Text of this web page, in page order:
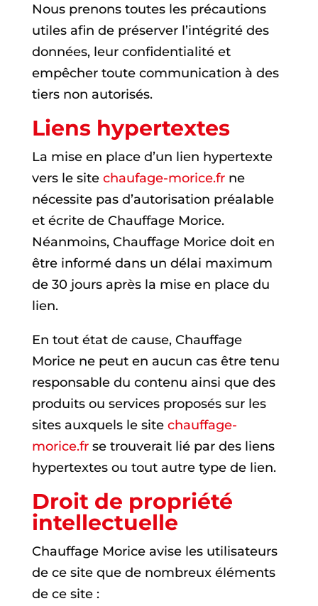
Nous prenons toutes les précautions
utiles afin de préserver l’intégrité des
données, leur confidentialité et
empêcher toute communication à des
tiers non autorisés.
Liens hypertextes
La mise en place d’un lien hypertexte
vers le site chaufage-morice.frne
nécessite pas d’autorisation préalable
et écrite de Chauffage Morice.
Néanmoins, Chauffage Morice doit en
être informé dans un délai maximum
de 30 jours après la mise en place du
lien.
En tout état de cause, Chauffage
Morice ne peut en aucun cas être tenu
responsable du contenu ainsi que des
produits ou services proposés sur les
sites auxquels le site chauffage-
morice.frse trouverait lié par des liens
hypertextes ou tout autre type de lien.
Droit de propriété
intellectuelle
Chauffage Morice avise les utilisateurs
de ce site que de nombreux éléments
de ce site :